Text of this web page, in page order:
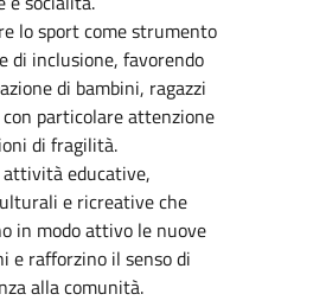
lo sport come strumento
di inclusione, favorendo
di bambini, ragazzi
particolare attenzione
di fragilità.
attività educative,
e ricreative che
in modo attivo le nuove
e rafforzino il senso di
alla comunità.